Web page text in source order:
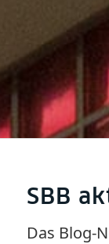
SBB
Das Blog-